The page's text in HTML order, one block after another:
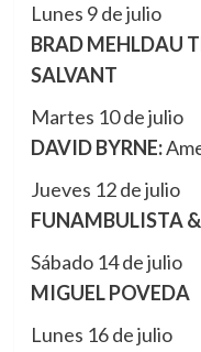
Lunes 9 de julio
BRAD MEHLDAU
SALVANT
Martes 10 de julio
DAVID BYRNE:
Jueves 12 de julio
FUNAMBULISTA
Sábado 14 de julio
MIGUEL POVEDA
Lunes 16 de julio